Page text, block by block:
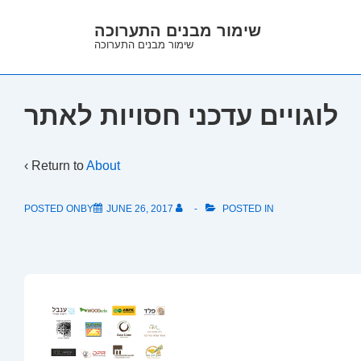
Main
שימור מבנים התערוכה
שימור מבנים התערוכה
לוגויים עדכני חסויות לאתר
‹ Return toAbout
POSTED ONBY JUNE 26, 2017 POSTED IN